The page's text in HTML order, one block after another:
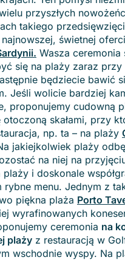
przyszłych
takiego
świetnej
. Wasza ceremonia
się na plaży zaraz przy
będziecie bawić
Jeśli wolicie bardziej
proponujemy cudowną
otoczoną skałami, przy
np. ta – na plaży
jakiejkolwiek plaży
na niej na
plaży i doskonale
rybne menu. Jednym z
piękna plaża Porto
wyrafinowanych
ceremonia na
plaży z restauracją w
wschodnie wyspy. Na